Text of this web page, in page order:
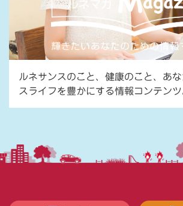
ルネサンスのこと、健康のこと、あ
スライフを豊かにする情報コンテンツ